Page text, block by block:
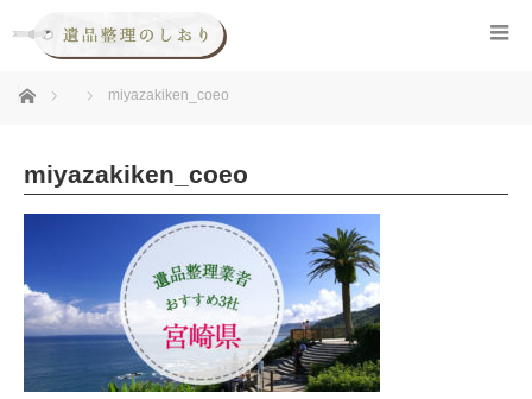
ホーム miyazakiken_coeo
miyazakiken_coeo